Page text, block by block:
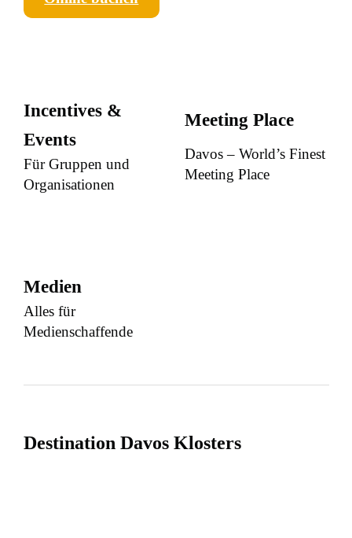
Incentives &
Events
Für Gruppen und
Organisationen
Meeting Place
Davos – World’s Finest
Meeting Place
Medien
Alles für
Medienschaffende
Destination Davos Klosters